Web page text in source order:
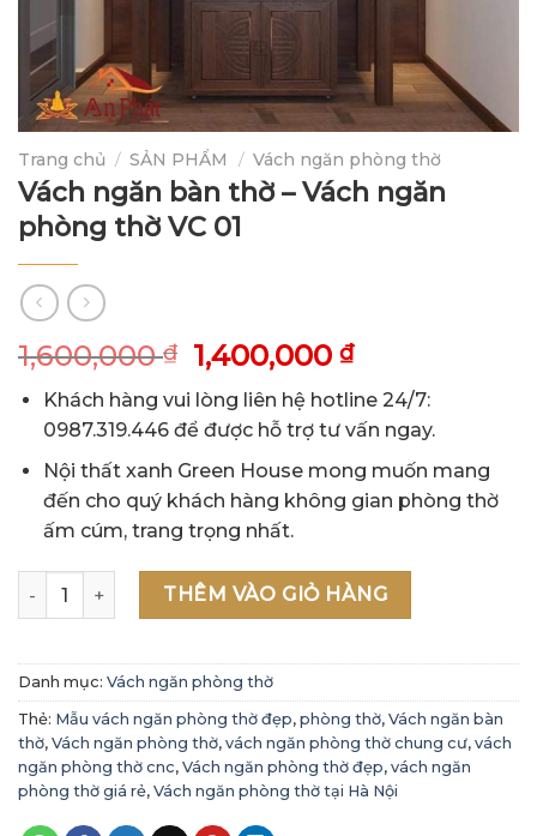
Trang chủ / SẢN PHẨM / Vách ngăn phòng thờ
Vách ngăn bàn thờ – Vách ngăn
phòng thờ VC 01
1,600,000₫
Giá
là:
1,600,000 ₫.
1,400,000₫Giá
hiện
tại
là:
1,400,000 ₫.
Khách hàng vui lòng liên hệ hotline 24/7:
0987.319.446 để được hỗ trợ tư vấn ngay.
Nội thất xanh Green House mong muốn mang
đến cho quý khách hàng không gian phòng thờ
ấm cúm, trang trọng nhất.
Vách ngăn bàn thờ - Vách ngăn phòng thờ VC 01 số lượng
THÊM VÀO GIỎ HÀNG
Danh mục: Vách ngăn phòng thờ
Thẻ: Mẫu vách ngăn phòng thờ đẹp, phòng thờ, Vách ngăn bàn
thờ, Vách ngăn phòng thờ, vách ngăn phòng thờ chung cư, vách
ngăn phòng thờ cnc, Vách ngăn phòng thờ đẹp, vách ngăn
phòng thờ giá rẻ, Vách ngăn phòng thờ tại Hà Nội